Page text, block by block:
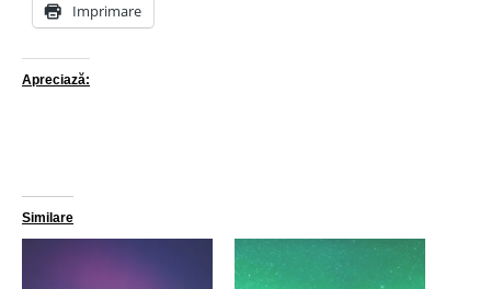
Imprimare
Apreciază:
Similare